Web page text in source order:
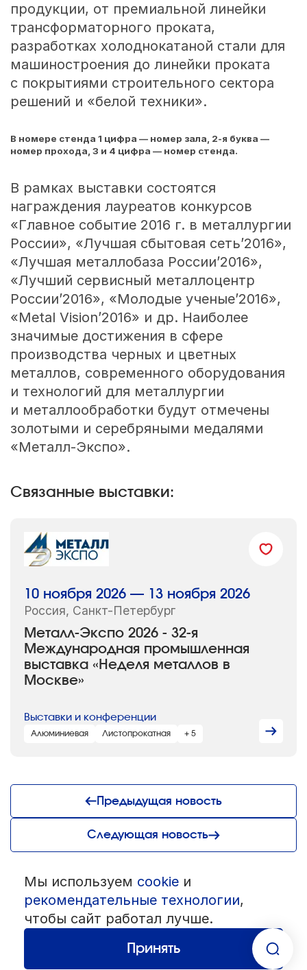
продукции, от премиальной линейки
трансформаторного проката,
разработках холоднокатаной стали для
машиностроения до линейки проката
с покрытиями строительного сектора
решений и «белой техники».
В номере стенда 1 цифра — номер зала, 2-я буква —
номер прохода, 3 и 4 цифра — номер стенда.
В рамках выставки состоятся
награждения лауреатов конкурсов
«Главное событие 2016 г. в металлургии
России», «Лучшая сбытовая сеть’2016»,
«Лучшая металлобаза России’2016»,
«Лучший сервисный металлоцентр
России’2016», «Молодые ученые’2016»,
«Metal Vision’2016» и др. Наиболее
значимые достижения в сфере
производства черных и цветных
металлов, современного оборудования
и технологий для металлургии
и металлообработки будут отмечены
золотыми и серебряными медалями
«Металл-Экспо».
Связанные выставки:
Металл-Экспо 2026 - 32-я
Международная промышленная
выставка «Неделя металлов в
Москве»
10 ноября 2026 — 13 ноября 2026
Россия, Санкт-Петербург
Выставки и конференции
Алюминиевая Листопрокатная + 5
Предыдущая новость
Следующая новость
© 1992 — 2026 ООО «НЕГУС ЭКСПО Интернэшнл»
Все права защищены. Использование материалов возможно только
со ссылкой на источник.
Политика конфиденциальности
Пользовательское соглашение
Мы используем cookieи
рекомендательные технологии,
чтобы сайт работал лучше.
Принять